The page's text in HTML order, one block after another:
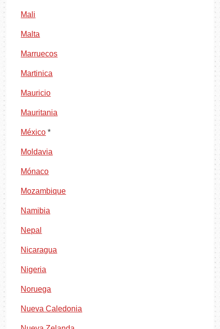
Mali
Malta
Marruecos
Martinica
Mauricio
Mauritania
México *
Moldavia
Mónaco
Mozambique
Namibia
Nepal
Nicaragua
Nigeria
Noruega
Nueva Caledonia